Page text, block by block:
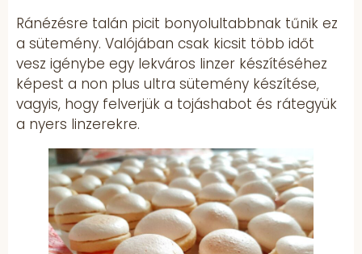
Ránézésre talán picit bonyolultabbnak tűnik ez
a sütemény. Valójában csak kicsit több időt
vesz igénybe egy lekváros linzer készítéséhez
képest a non plus ultra sütemény készítése,
vagyis, hogy felverjük a tojáshabot és rátegyük
a nyers linzerekre.